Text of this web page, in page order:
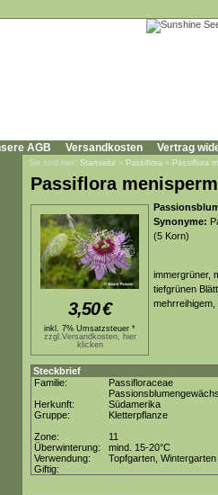
AGB Versandkosten Vertrag
Sie sind hier: Startseite » Passiflora » Passiflora
Passiflora
3,50€
inkl. 7% Umsatzsteuer *
zzgl.Versandkosten, hier
klicken
Synonyme:
(5 Korn)
immergrüner,
tiefgrünen
Steckbrief
Familie:
Passifloraceae
Herkunft:
Südamerika
Gruppe:
Kletterpflanze
Zone:
11
Überwinterung:
mind. 15-20°C
Verwendung:
Topfgarten, Wintergarten
Giftig: